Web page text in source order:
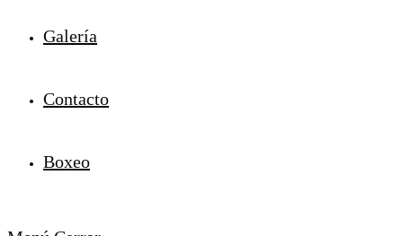
Galería
Contacto
Boxeo